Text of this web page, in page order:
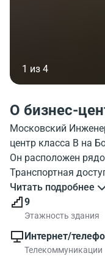
1 из 4
О бизнес-
Московский
центр класса B на
Он расположен
Транспортная
здания
пешком за 7 минут.
Внешний вид
Tsentr (Velka) можно
московской карте,
Читать подробнее
9
Этажность здания
Интернет/
Телекоммуникации